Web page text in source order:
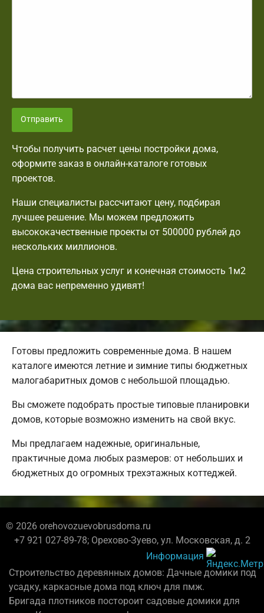
Отправить
Чтобы получить расчет цены постройки дома,
оформите заказ в онлайн-каталоге готовых
проектов.
Наши специалисты рассчитают цену, подбирая
лучшее решение. Мы можем предложить
высококачественные проекты от 500000 рублей до
нескольких миллионов.
Цена строительных услуг и конечная стоимость 1м2
дома вас непременно удивят!
Готовы предложить современные дома. В нашем
каталоге имеются летние и зимние типы бюджетных
малогабаритных домов с небольшой площадью.
Вы сможете подобрать простые типовые планировки
домов, которые возможно изменить на свой вкус.
Мы предлагаем надежные, оригинальные,
практичные дома любых размеров: от небольших и
бюджетных до огромных трехэтажных коттеджей.
© 2026 orehovozuevobrusdoma.ru
+7 921 027-89-78; Орехово-Зуево, ул. Московская, д. 2
Информация
Строительство деревянных домов: Дачные домики под
усадку, каркасные дома под ключ для пмж.
Бригада плотников постороит садовые домики для